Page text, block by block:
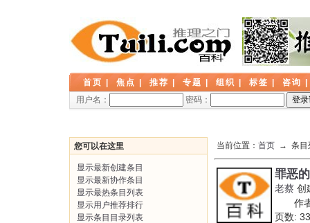
首页 焦点 推荐 专题 组织 标签 咨询
用户名：
密码：
您可以在这里
显示最新创建条目
显示最新协作条目
显示最热条目列表
显示用户推荐排行
显示条目目录列表
当前位置： 首页 → 条目
罪恶
老蔡 创
作者
页数: